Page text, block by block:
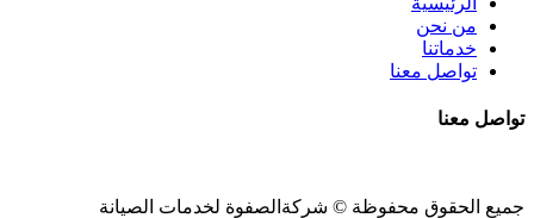
من نحن
خدماتنا
تواصل معنا
تواصل معنا
جميع الحقوق محفوظة © شركةالصفوة لخدمات الصيانة